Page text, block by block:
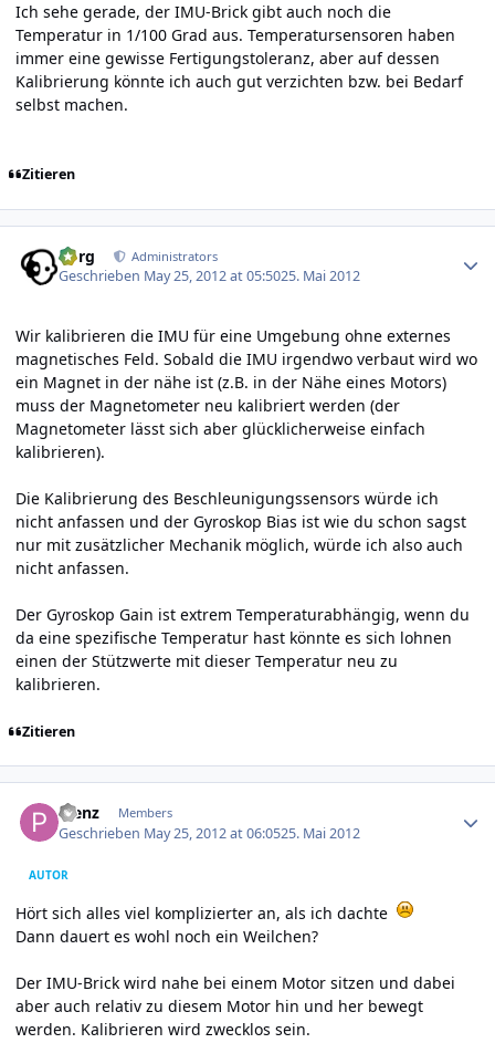
Ich sehe gerade, der IMU-Brick gibt auch noch die
Temperatur in 1/100 Grad aus. Temperatursensoren haben
immer eine gewisse Fertigungstoleranz, aber auf dessen
Kalibrierung könnte ich auch gut verzichten bzw. bei Bedarf
selbst machen.
Zitieren
borg Administrators
Geschrieben May 25, 2012 at 05:5025. Mai 2012
Wir kalibrieren die IMU für eine Umgebung ohne externes
magnetisches Feld. Sobald die IMU irgendwo verbaut wird wo
ein Magnet in der nähe ist (z.B. in der Nähe eines Motors)
muss der Magnetometer neu kalibriert werden (der
Magnetometer lässt sich aber glücklicherweise einfach
kalibrieren).
Die Kalibrierung des Beschleunigungssensors würde ich
nicht anfassen und der Gyroskop Bias ist wie du schon sagst
nur mit zusätzlicher Mechanik möglich, würde ich also auch
nicht anfassen.
Der Gyroskop Gain ist extrem Temperaturabhängig, wenn du
da eine spezifische Temperatur hast könnte es sich lohnen
einen der Stützwerte mit dieser Temperatur neu zu
kalibrieren.
Zitieren
Plenz Members
Geschrieben May 25, 2012 at 06:0525. Mai 2012
AUTOR
Hört sich alles viel komplizierter an, als ich dachte
Dann dauert es wohl noch ein Weilchen?
Der IMU-Brick wird nahe bei einem Motor sitzen und dabei
aber auch relativ zu diesem Motor hin und her bewegt
werden. Kalibrieren wird zwecklos sein.